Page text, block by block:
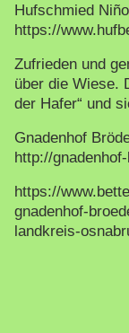
Hufschmied
https://
Zufrieden und
über die Wiese.
der Hafer“ und
Gnadenhof
http://
https://
gnadenhof-
landkreis-